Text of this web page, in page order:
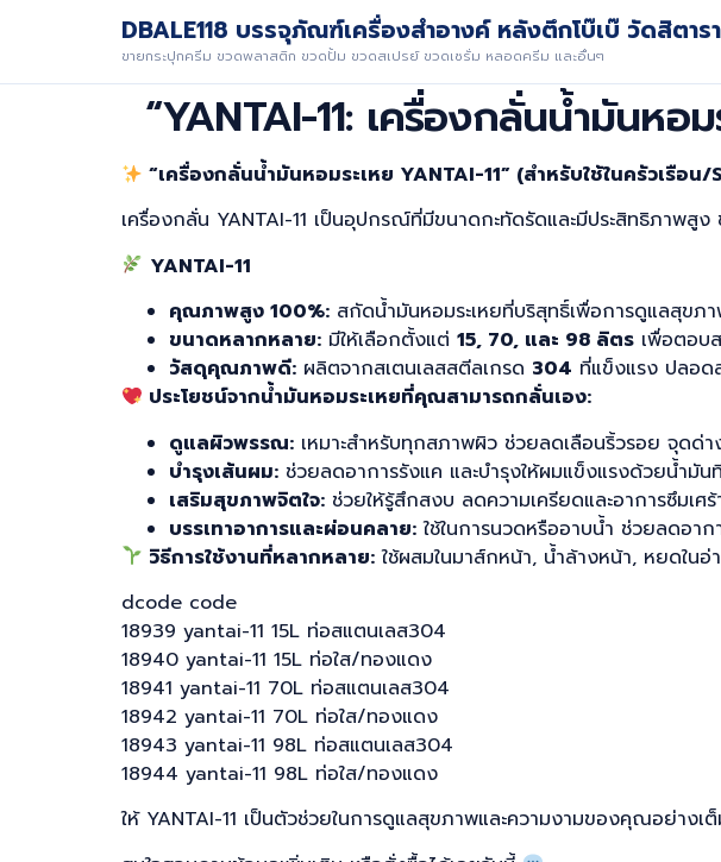
DBALE118 บรรจุภัณฑ์เครื่องสำอางค์ หลังตึกโบ๊เบ๊ วัดสิตาร
ขายกระปุกครีม ขวดพลาสติก ขวดปั้ม ขวดสเปรย์ ขวดเซรั่ม หลอดครีม และอื่นๆ
“YANTAI-11: เครื่องกลั่นน้ำมันหอ
“เครื่องกลั่นน้ำมันหอมระเหย YANTAI-11” (สำหรับใช้ในครัวเรือน/
เครื่องกลั่น YANTAI-11 เป็นอุปกรณ์ที่มีขนาดกะทัดรัดและมีประสิทธิภาพสู
YANTAI-11
คุณภาพสูง 100%: สกัดน้ำมันหอมระเหยที่บริสุทธิ์เพื่อการดูแลสุขภ
ขนาดหลากหลาย: มีให้เลือกตั้งแต่ 15, 70, และ 98 ลิตร เพื่อตอบ
วัสดุคุณภาพดี: ผลิตจากสเตนเลสสตีลเกรด 304 ที่แข็งแรง ปลอด
ประโยชน์จากน้ำมันหอมระเหยที่คุณสามารถกลั่นเอง:
ดูแลผิวพรรณ: เหมาะสำหรับทุกสภาพผิว ช่วยลดเลือนริ้วรอย จุดด่
บำรุงเส้นผม: ช่วยลดอาการรังแค และบำรุงให้ผมแข็งแรงด้วยน้ำมัน
เสริมสุขภาพจิตใจ: ช่วยให้รู้สึกสงบ ลดความเครียดและอาการซึมเศ
บรรเทาอาการและผ่อนคลาย: ใช้ในการนวดหรืออาบน้ำ ช่วยลดอา
วิธีการใช้งานที่หลากหลาย: ใช้ผสมในมาส์กหน้า, น้ำล้างหน้า, หยดใน
dcode code
18939 yantai-11 15L ท่อสแตนเลส304
18940 yantai-11 15L ท่อใส/ทองแดง
18941 yantai-11 70L ท่อสแตนเลส304
18942 yantai-11 70L ท่อใส/ทองแดง
18943 yantai-11 98L ท่อสแตนเลส304
18944 yantai-11 98L ท่อใส/ทองแดง
ให้ YANTAI-11 เป็นตัวช่วยในการดูแลสุขภาพและความงามของคุณอย่า